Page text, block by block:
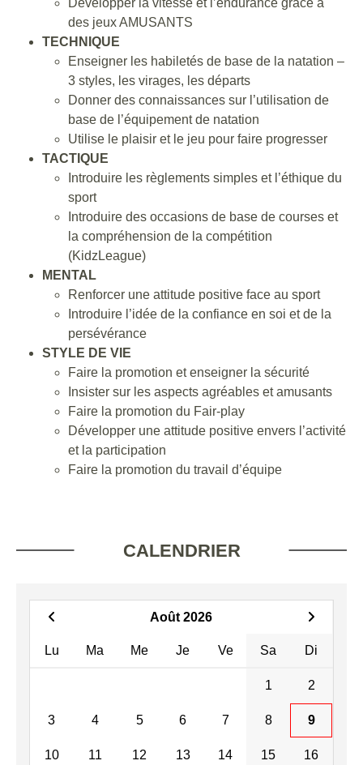
des jeux AMUSANTS
TECHNIQUE
Enseigner les habiletés de base de la natation –
3 styles, les virages, les départs
Donner des connaissances sur l’utilisation de
base de l’équipement de natation
Utilise le plaisir et le jeu pour faire progresser
TACTIQUE
Introduire les règlements simples et l’éthique du
sport
Introduire des occasions de base de courses et
la compréhension de la compétition
(KidzLeague)
MENTAL
Renforcer une attitude positive face au sport
Introduire l’idée de la confiance en soi et de la
persévérance
STYLE DE VIE
Faire la promotion et enseigner la sécurité
Insister sur les aspects agréables et amusants
Faire la promotion du Fair-play
Développer une attitude positive envers l’activité
et la participation
Faire la promotion du travail d’équipe
CALENDRIER
Août 2026
Lu Ma Me Je Ve Sa Di
1 2
3 4 5 6 7 8 9
10 11 12 13 14 15 16